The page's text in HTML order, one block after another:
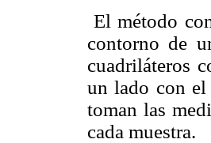
El método
contorno de
cuadriláteros
un lado con el
toman las
cada muestra.